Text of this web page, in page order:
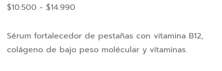
$10.500 - $14.990
Sérum fortalecedor de pestañas con vitamina B12,
colágeno de bajo peso molécular y vitaminas.